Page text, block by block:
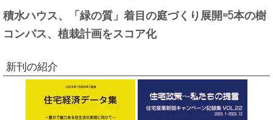
積水ハウス、「緑の質」着目の庭づくり展開=5本の樹
コンパス、植栽計画をスコア化
新刊の紹介